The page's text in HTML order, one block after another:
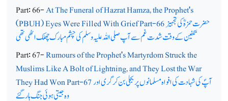
Part: 66-At The Funeral of Hazrat Hamza, the Prophet's
(PBUH) Eyes Were Filled With Grief Part-66حضرت حمزہؓ کی تجہیز
تکفین کے وقت شدت غم سے آپ صلی اللہ علیہ وسلم کی چشم مبارک چھلک اٹھی تھی
Part: 67-Rumours of the Prophet's Martyrdom Struck the
Muslims Like A Bolt of Lightning, and They Lost the War
They Had Won Part-67آپؐ کی شہادت کی افواہ مسلمانوں پر بجلی بن کر گری اور
وہ جیتی ہوئی جنگ ہار گئے